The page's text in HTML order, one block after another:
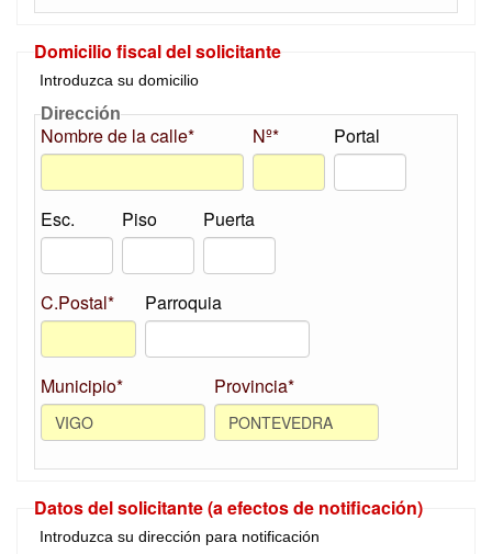
Domicilio fiscal del solicitante
Introduzca su domicilio
Dirección
Nombre de la calle* Nº* Portal
Esc. Piso Puerta
C.Postal* Parroquia
Municipio* Provincia*
Datos del solicitante (a efectos de notificación)
Introduzca su dirección para notificación